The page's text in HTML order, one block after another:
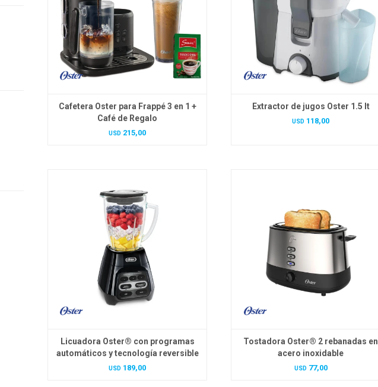
Cafetera Oster para Frappé 3 en 1 +
Café de Regalo
USD 215,00
Extractor de jugos Oster 1.5 lt
USD 118,00
Licuadora Oster® con programas
automáticos y tecnología reversible
USD 189,00
Tostadora Oster® 2 rebanadas en
acero inoxidable
USD 77,00